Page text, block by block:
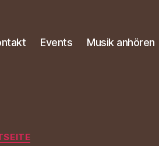
Events Musik anhören